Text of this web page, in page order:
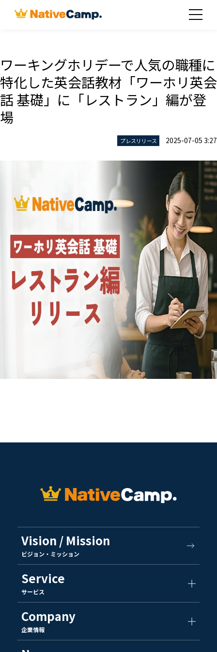
ワーキングホリデーで人気の職種に
特化した英会話教材「ワーホリ英会
話 基礎」に「レストラン」編が登
場
プレスリリース 2025-07-05 3:27
Vision / Mission
ビジョン・ミッション
Service
サービス
Company
企業情報